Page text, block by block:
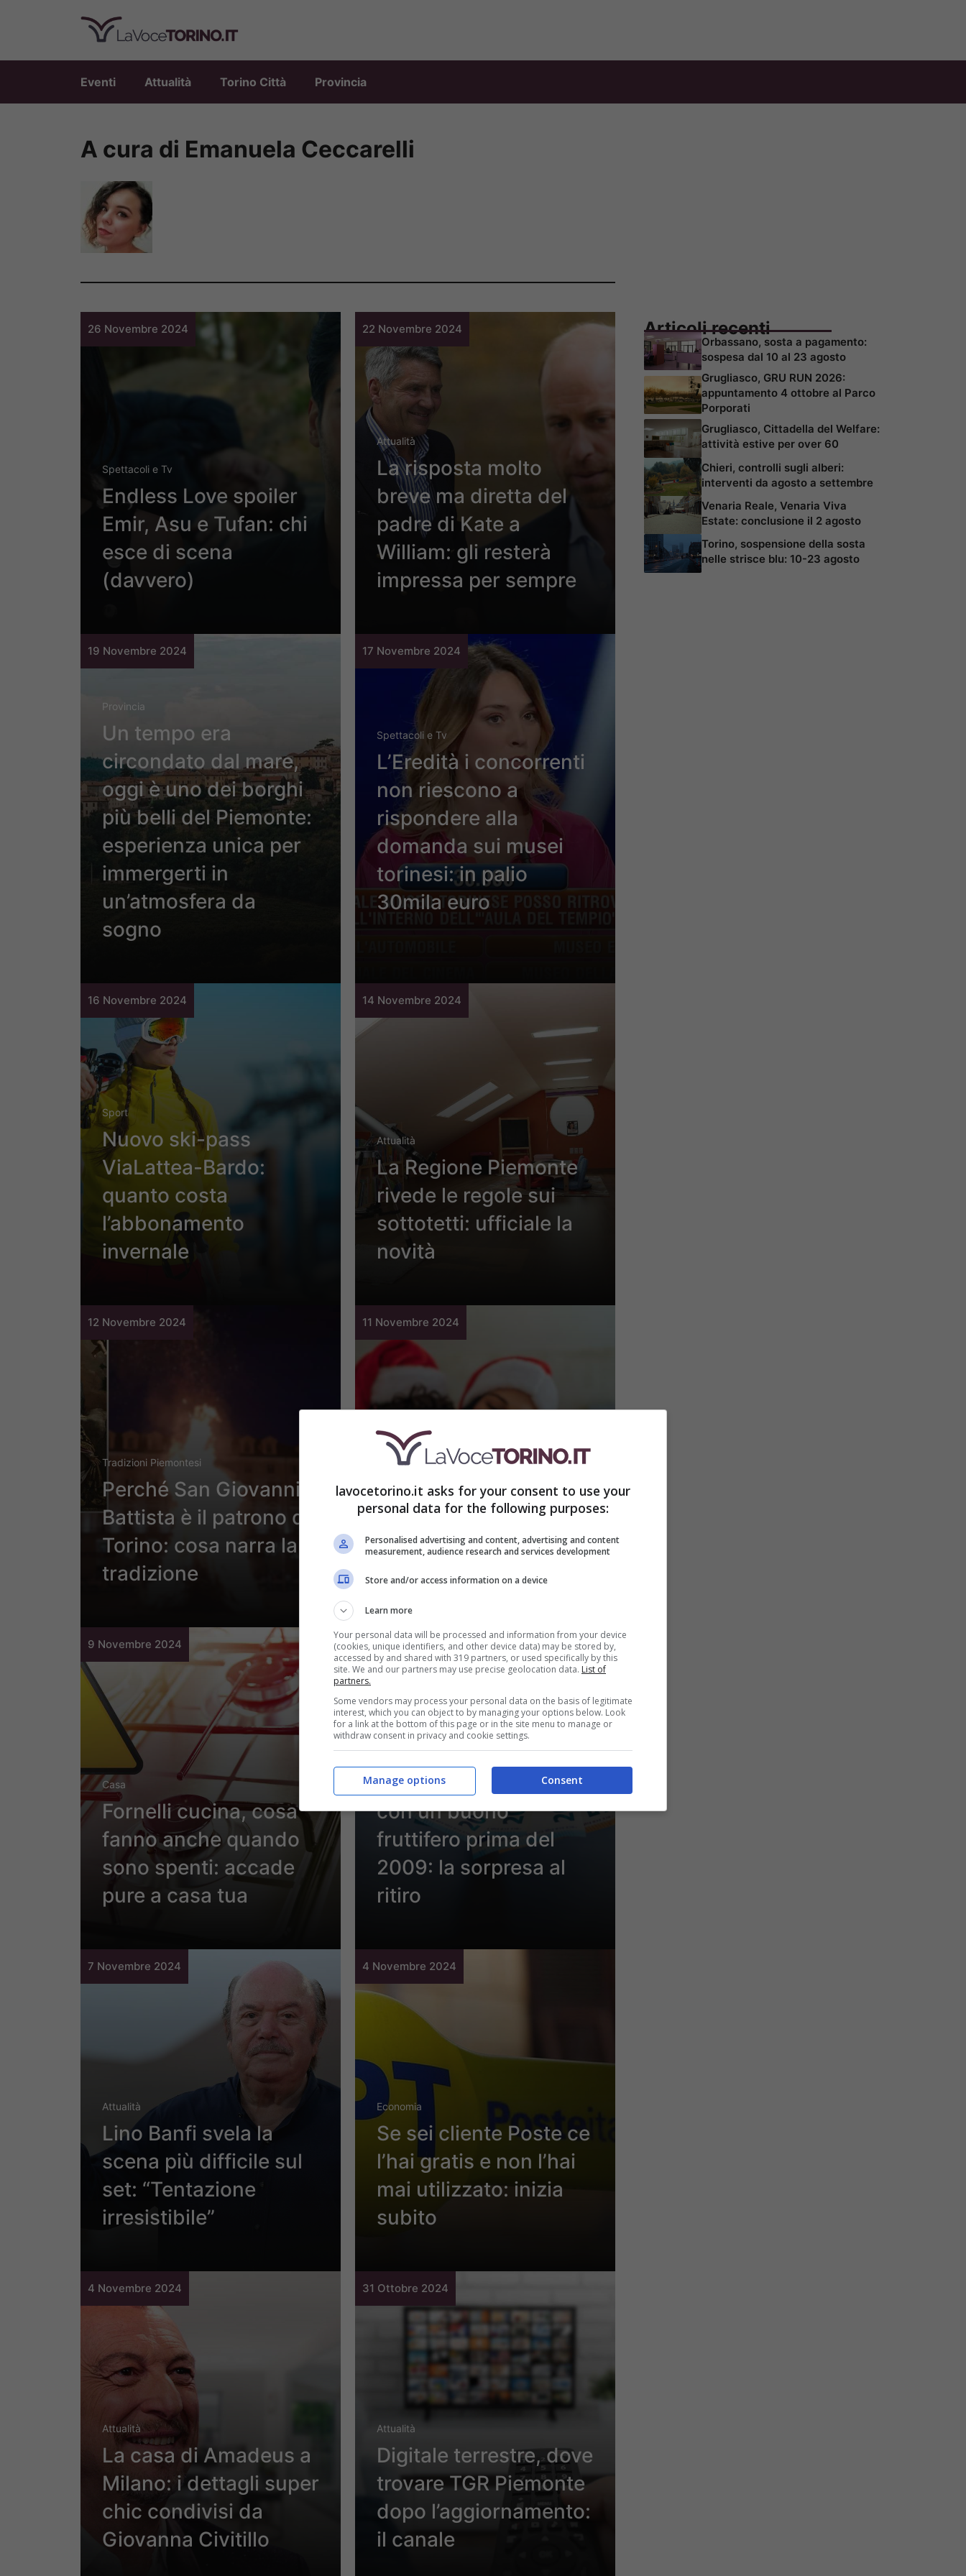
contenuto
Eventi Attualità Torino Città Provincia
A cura di Emanuela Ceccarelli
26 Novembre 2024
Spettacoli e Tv
Endless Love spoiler
Emir, Asu e Tufan: chi
esce di scena
(davvero)
22 Novembre 2024
Attualità
La risposta molto
breve ma diretta del
padre di Kate a
William: gli resterà
impressa per sempre
19 Novembre 2024
Provincia
Un tempo era
circondato dal mare,
oggi è uno dei borghi
più belli del Piemonte:
esperienza unica per
immergerti in
un’atmosfera da
sogno
17 Novembre 2024
Spettacoli e Tv
L’Eredità i concorrenti
non riescono a
rispondere alla
domanda sui musei
torinesi: in palio
30mila euro
16 Novembre 2024
Sport
Nuovo ski-pass
ViaLattea-Bardo:
quanto costa
l’abbonamento
invernale
14 Novembre 2024
Attualità
La Regione Piemonte
rivede le regole sui
sottotetti: ufficiale la
novità
12 Novembre 2024
Tradizioni Piemontesi
Perché San Giovanni
Battista è il patrono di
Torino: cosa narra la
tradizione
11 Novembre 2024
Casa
Non posso non
regalarglielo: LIDL l’ha
appena messo in
offerta a 34,99€. Mio
marito sarà felicissimo
9 Novembre 2024
Casa
Fornelli cucina, cosa
fanno anche quando
sono spenti: accade
pure a casa tua
7 Novembre 2024
Poste avvisa i clienti
con un buono
fruttifero prima del
2009: la sorpresa al
ritiro
7 Novembre 2024
Attualità
Lino Banfi svela la
scena più difficile sul
set: “Tentazione
irresistibile”
4 Novembre 2024
Economia
Se sei cliente Poste ce
l’hai gratis e non l’hai
mai utilizzato: inizia
subito
4 Novembre 2024
Attualità
La casa di Amadeus a
Milano: i dettagli super
chic condivisi da
Giovanna Civitillo
31 Ottobre 2024
Attualità
Digitale terrestre, dove
trovare TGR Piemonte
dopo l’aggiornamento:
il canale
Articoli recenti
Orbassano, sosta a pagamento:
sospesa dal 10 al 23 agosto
Grugliasco, GRU RUN 2026:
appuntamento 4 ottobre al Parco
Porporati
Grugliasco, Cittadella del Welfare:
attività estive per over 60
Chieri, controlli sugli alberi:
interventi da agosto a settembre
Venaria Reale, Venaria Viva
Estate: conclusione il 2 agosto
Torino, sospensione della sosta
nelle strisce blu: 10-23 agosto
lavocetorino.it asks for your consent to use your
personal data for the following purposes:
Personalised advertising and content, advertising and content
measurement, audience research and services development
Store and/or access information on a device
Learn more
Your personal data will be processed and information from your device
(cookies, unique identifiers, and other device data) may be stored by,
accessed by and shared with 319 partners, or used specifically by this
site. We and our partners may use precise geolocation data. List of
partners.
Some vendors may process your personal data on the basis of legitimate
interest, which you can object to by managing your options below. Look
for a link at the bottom of this page or in the site menu to manage or
withdraw consent in privacy and cookie settings.
Consent
Manage options